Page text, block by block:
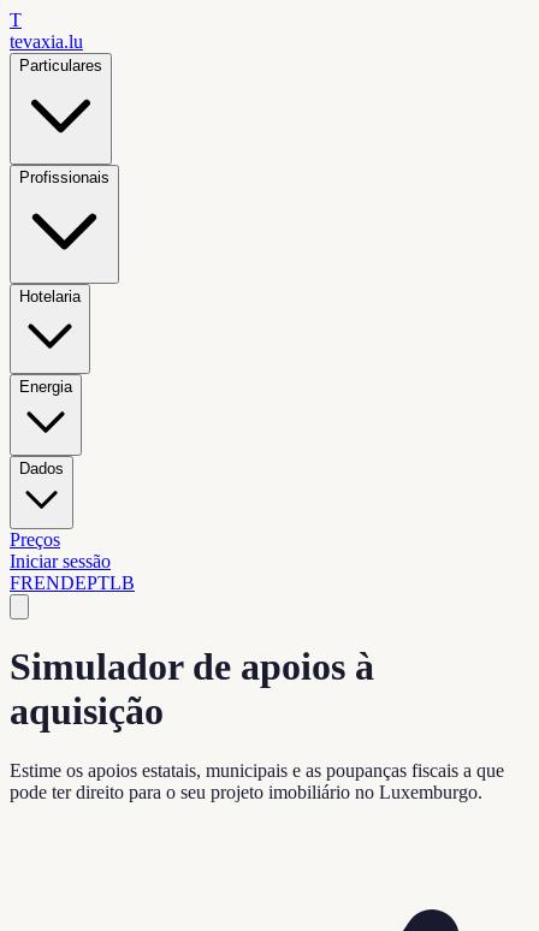
T
tevaxia.lu
Particulares
Profissionais
Hotelaria
Energia
Dados
Preços
Iniciar sessão
FRENDEPTLB
Simulador de apoios à
aquisição
Estime os apoios estatais, municipais e as poupanças fiscais a que
pode ter direito para o seu projeto imobiliário no Luxemburgo.